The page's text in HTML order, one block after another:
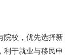
院校，优先选择新
利于就业与移民申